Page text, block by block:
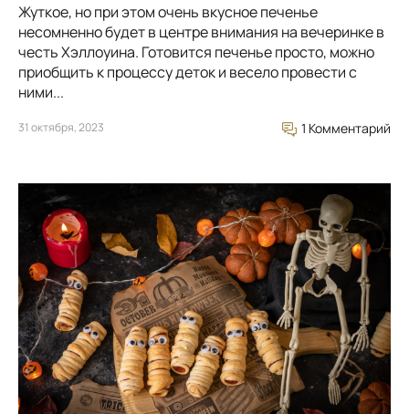
Жуткое, но при этом очень вкусное печенье
несомненно будет в центре внимания на вечеринке в
честь Хэллоуина. Готовится печенье просто, можно
приобщить к процессу деток и весело провести с
ними...
31 октября, 2023 1 Комментарий